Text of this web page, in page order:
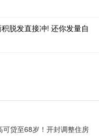
脱发直接冲! 还你发量自
可贷至68岁！开封调整住房